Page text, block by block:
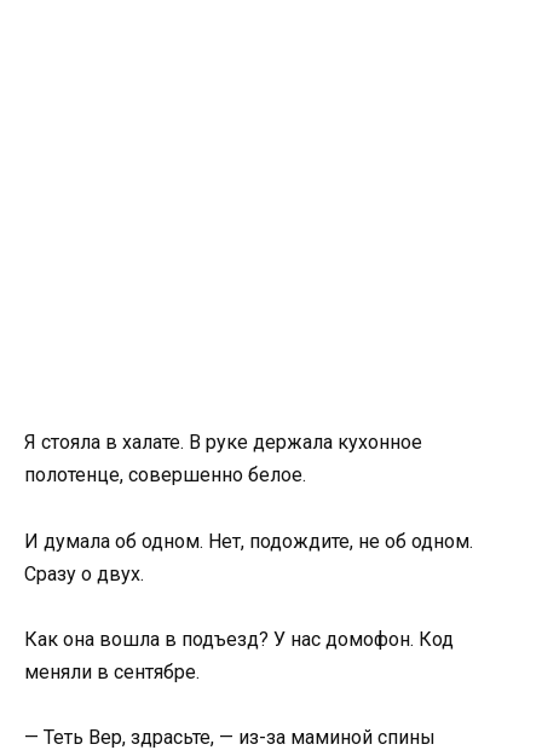
Я стояла в халате. В руке держала кухонное
полотенце, совершенно белое.
И думала об одном. Нет, подождите, не об одном.
Сразу о двух.
Как она вошла в подъезд? У нас домофон. Код
меняли в сентябре.
— Теть Вер, здрасьте, — из-за маминой спины